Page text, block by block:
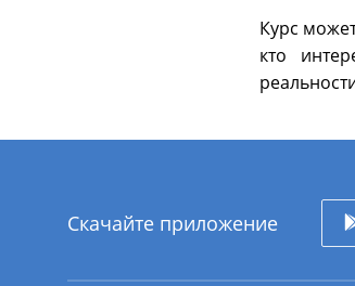
Курс
кто
Скачайте приложение